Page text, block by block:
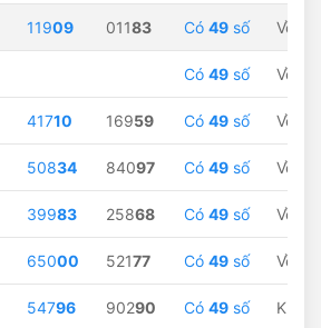
11909 01183 Có 49 số Về
Có 49 số Về
41710 16959 Có 49 số Về
50834 84097 Có 49 số Về
39983 25868 Có 49 số Về
65000 52177 Có 49 số Về
54796 90290 Có 49 số